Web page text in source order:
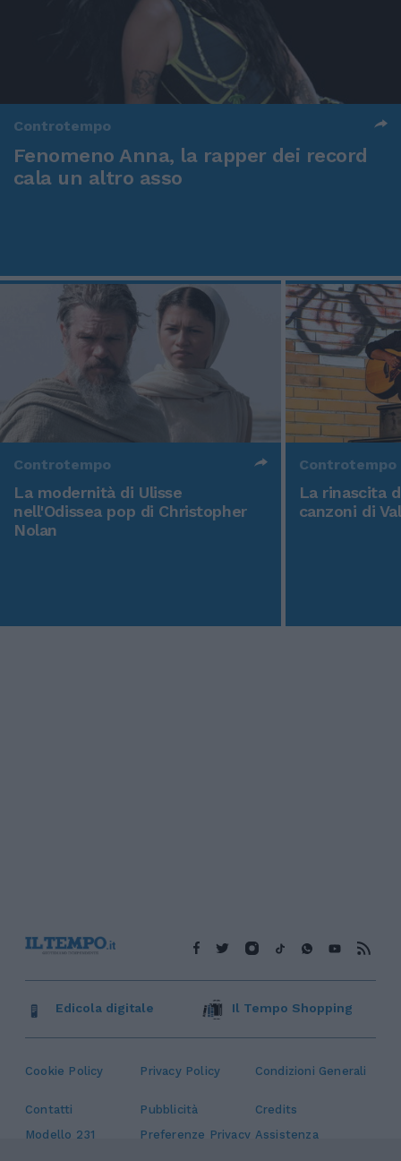
Controtempo
Fenomeno Anna, la rapper dei record
cala un altro asso
Controtempo
La modernità di Ulisse
nell'Odissea pop di Christopher
Nolan
Controtempo
La rinascita
canzoni di
Cookie Policy Privacy Policy Condizioni Generali
Contatti Pubblicità
Credits
Modello 231
Preferenze Privacy Assistenza
Edicola digitale Il Tempo Shopping